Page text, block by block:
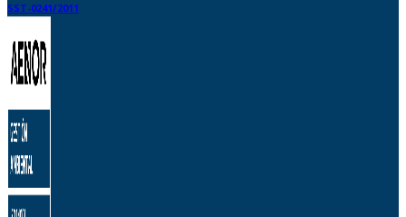
SST-0241/2011